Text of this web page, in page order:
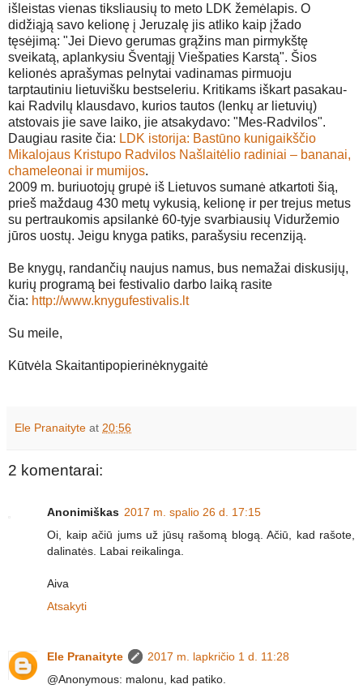
išleistas vienas tiksliausių to meto LDK žemėlapis. O
didžiąją savo kelionę į Jeruzalę jis atliko kaip įžado
tęsėjimą: "Jei Dievo gerumas grąžins man pirmykštę
sveikatą, aplankysiu Šventąjį Viešpaties Karstą". Šios
kelionės aprašymas pelnytai vadinamas pirmuoju
tarptautiniu lietuvišku bestseleriu. Kritikams iškart pasakau-
kai Radvilų klausdavo, kurios tautos (lenkų ar lietuvių)
atstovais jie save laiko, jie atsakydavo: "Mes-Radvilos".
Daugiau rasite čia: LDK istorija: Bastūno kunigaikščio
Mikalojaus Kristupo Radvilos Našlaitėlio radiniai – bananai,
chameleonai ir mumijos.
2009 m. buriuotojų grupė iš Lietuvos sumanė atkartoti šią,
prieš maždaug 430 metų vykusią, kelionę ir per trejus metus
su pertraukomis apsilankė 60-tyje svarbiausių Viduržemio
jūros uostų. Jeigu knyga patiks, parašysiu recenziją.
Be knygų, randančių naujus namus, bus nemažai diskusijų,
kurių programą bei festivalio darbo laiką rasite
čia: http://www.knygufestivalis.lt
Su meile,
Kūtvėla Skaitantipopierinėknygaitė
Ele Pranaityte at 20:56
2 komentarai:
Anonimiškas 2017 m. spalio 26 d. 17:15
Oi, kaip ačiū jums už jūsų rašomą blogą. Ačiū, kad rašote,
dalinatės. Labai reikalinga.
Aiva
Atsakyti
Ele Pranaityte
2017 m. lapkričio 1 d. 11:28
@Anonymous: malonu, kad patiko.